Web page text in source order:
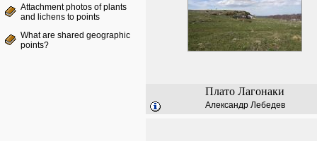
Attachment photos of plants
and lichens to points
What are shared geographic
points?
Плато Лагонаки
Александр Лебедев